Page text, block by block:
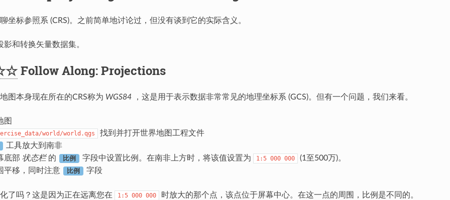
坐标参照系 (CRS)。之前简单地讨论过，但没有谈到它的实际含义。
影和转换矢量数据集。
Follow Along: Projections
图本身现在所在的CRS称为 WGS84，这是用于表示数据非常常见的地理坐标系 (GCS)。但有一个问题，我们来看。
图
world/world.qgs
找到并打开世界地图工程文件
工具放大到南非
底部 状态栏的 比例 字段中设置比例。在南非上方时，将该值设置为 1:5 000 000
(1至500万)。
平移，同时注意
比例 字段
了吗？这是因为正在远离您在 1:5 000 000 时放大的那个点，该点位于屏幕中心。在这一点的周围，比例是不同的。